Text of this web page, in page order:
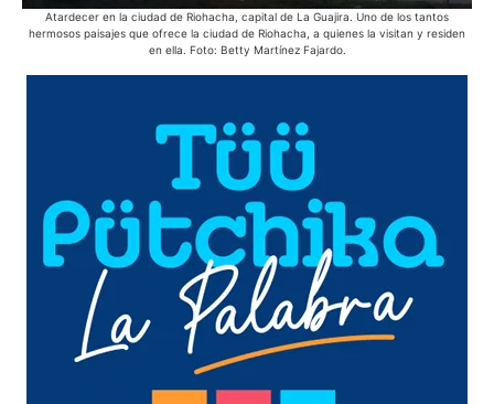
Atardecer en la ciudad de Riohacha, capital de La Guajira. Uno de los tantos
hermosos paisajes que ofrece la ciudad de Riohacha, a quienes la visitan y residen
en ella. Foto: Betty Martínez Fajardo.